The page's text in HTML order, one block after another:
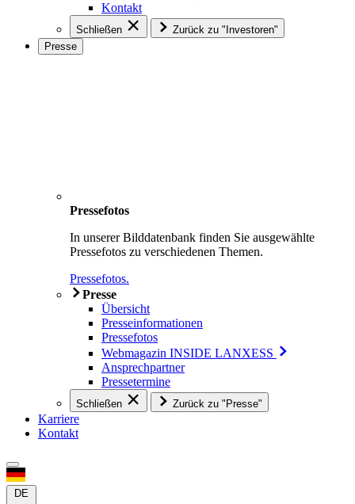
Kontakt
Schließen
Zurück zu "Investoren"
Presse
Pressefotos
In unserer Bilddatenbank finden Sie ausgewählte
Pressefotos zu verschiedenen Themen.
Pressefotos.
Presse
Übersicht
Presseinformationen
Pressefotos
Webmagazin INSIDE LANXESS
Ansprechpartner
Pressetermine
Schließen Zurück zu "Presse"
Karriere
Kontakt
DE